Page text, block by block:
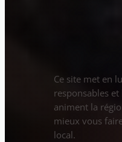
Ce site met en
responsables
animent la
mieux vous
local.